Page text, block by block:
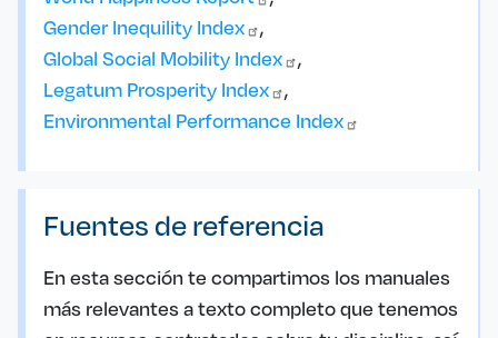
Gender InequilityIndex
Global Social MobilityIndex
Legatum ProsperityIndex
Environmental Performance Index
Fuentes de referencia
En esta sección te compartimos los manuales
más relevantes a texto completo que tenemos